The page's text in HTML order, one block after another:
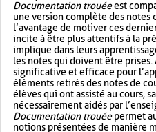
Documentation trouéeest
une version complète des notes
l’avantage de motiver ces
incite à être plus attentifs à la
implique dans leurs
les notes qui doivent être
significative et efficace pour
éléments retirés des notes de
élèves qui ont assisté au cours,
nécessairement aidés par
Documentation trouéepermet
notions présentées de manière